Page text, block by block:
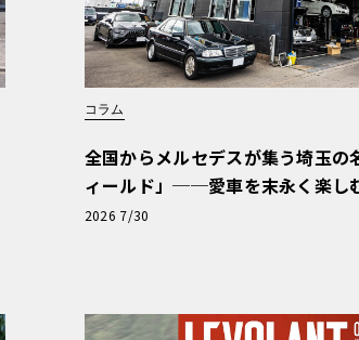
コラム
全国からメルセデスが集う埼玉の
ィールド」──愛車を末永く楽し
と、プロがフックス製オイルを選
2026 7/30